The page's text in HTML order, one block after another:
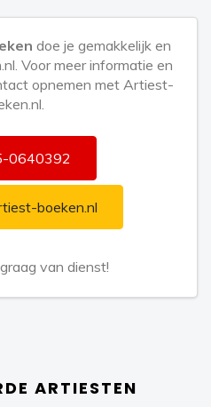
met zang en alleen gitaar of
doe je gemakkelijk en
Voor meer informatie en
opnemen met Artiest-
0640392
boeken.nl
van dienst!
ARTIESTEN